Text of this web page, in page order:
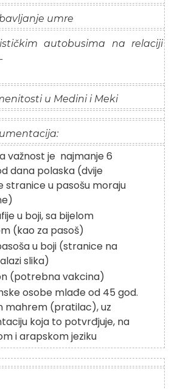
umre
autobusima na relaciji
u Medini i Meki
važnost je najmanje 6
dana polaska (dvije
stranice u pasošu moraju
u boji, sa bijelom
(kao za pasoš)
u boji (stranice na
slika)
(potrebna vakcina)
osobe mlađe od 45 god.
mahrem (pratilac), uz
koja to potvrđjuje, na
i arapskom jeziku